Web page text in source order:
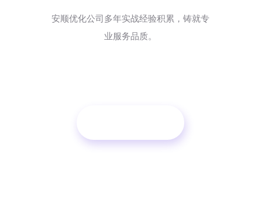
安顺优化公司多年实战经验积累，铸就专
业服务品质。